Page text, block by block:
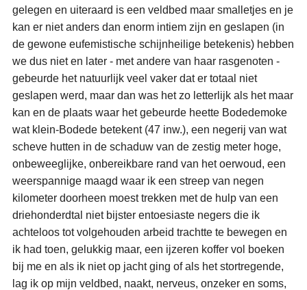
gelegen en uiteraard is een veldbed maar smalletjes en je
kan er niet anders dan enorm intiem zijn en geslapen (in
de gewone eufemistische schijnheilige betekenis) hebben
we dus niet en later - met andere van haar rasgenoten -
gebeurde het natuurlijk veel vaker dat er totaal niet
geslapen werd, maar dan was het zo letterlijk als het maar
kan en de plaats waar het gebeurde heette Bodedemoke
wat klein-Bodede betekent (47 inw.), een negerij van wat
scheve hutten in de schaduw van de zestig meter hoge,
onbeweeglijke, onbereikbare rand van het oerwoud, een
weerspannige maagd waar ik een streep van negen
kilometer doorheen moest trekken met de hulp van een
driehonderdtal niet bijster entoesiaste negers die ik
achteloos tot volgehouden arbeid trachtte te bewegen en
ik had toen, gelukkig maar, een ijzeren koffer vol boeken
bij me en als ik niet op jacht ging of als het stortregende,
lag ik op mijn veldbed, naakt, nerveus, onzeker en soms,